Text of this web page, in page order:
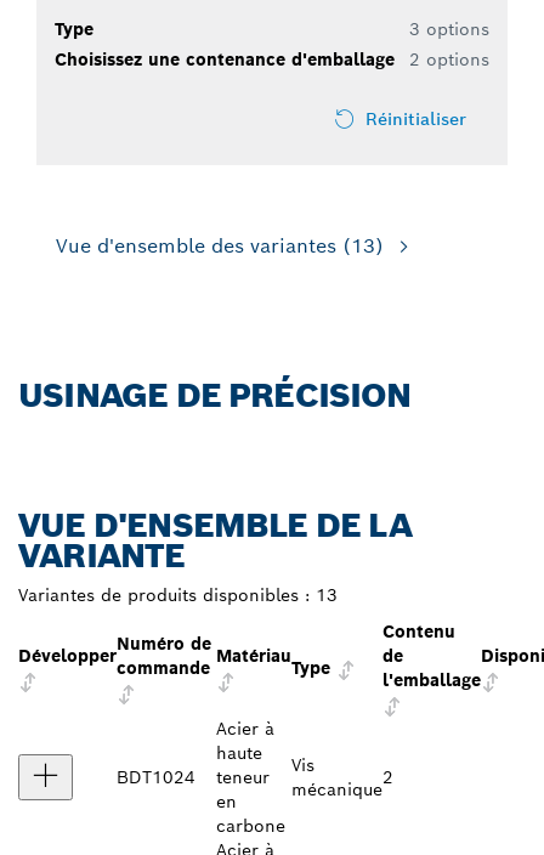
Type
3 options
Choisissez une contenance d'emballage
2 options
Réinitialiser
Vue d'ensemble des variantes (13)
USINAGE DE PRÉCISION
VUE D'ENSEMBLE DE LA
VARIANTE
Variantes de produits disponibles : 13
Développer
Numéro de
commande
Matériau
Type
Contenu
de
l'emballage
BDT1024
Acier à
haute
teneur
en
carbone
Vis
mécanique
2
Acier à